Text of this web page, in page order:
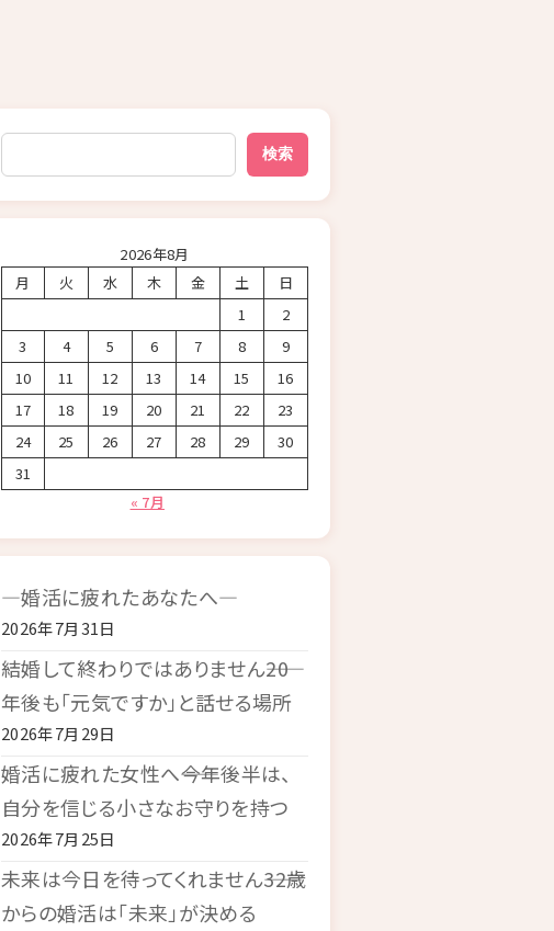
検索
検索
2026年8月
月
火 水 木 金 土
日
1
2
3
4 5 6 7 8
9
10
11 12 13 14 15
16
17
18 19 20 21 22
23
24
25 26 27 28 29
30
31
« 7月
―婚活に疲れたあなたへ―
2026年7月31日
結婚して終わりではありません――20
年後も「元気ですか」と話せる場所
2026年7月29日
婚活に疲れた女性へ――今年後半は、
自分を信じる小さなお守りを持つ
2026年7月25日
未来は今日を待ってくれません――32歳
からの婚活は「未来」が決める